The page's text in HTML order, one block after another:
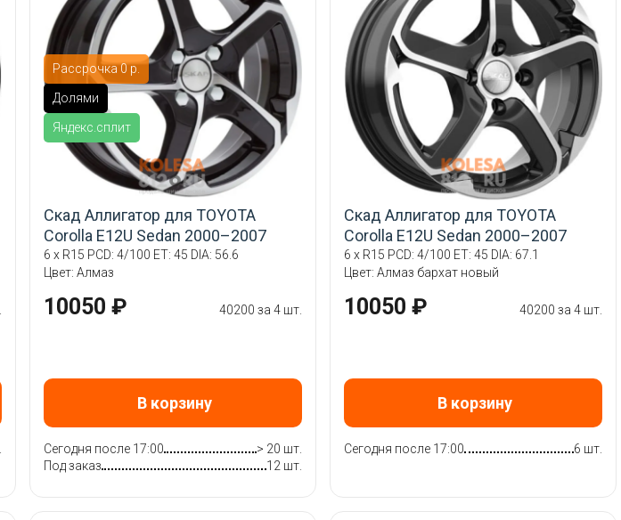
Рассрочка 0 р.
Долями
Яндекс.сплит
Скад Аллигатор для TOYOTA
Corolla E12U Sedan 2000–2007
6 x R15 PCD: 4/100 ET: 45 DIA: 56.6
Цвет: Алмаз
10050 ₽ 40200 за 4 шт.
В корзину
Сегодня после 17:00
> 20 шт.
Под заказ
12 шт.
Скад Аллигатор для TOYOTA
Corolla E12U Sedan 2000–2007
6 x R15 PCD: 4/100 ET: 45 DIA: 67.1
Цвет: Алмаз бархат новый
10050 ₽ 40200 за 4 шт.
В корзину
Сегодня после 17:00 6 шт.